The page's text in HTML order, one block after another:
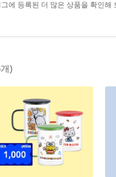
에 등록된 더 많은 상품을 확인해
)